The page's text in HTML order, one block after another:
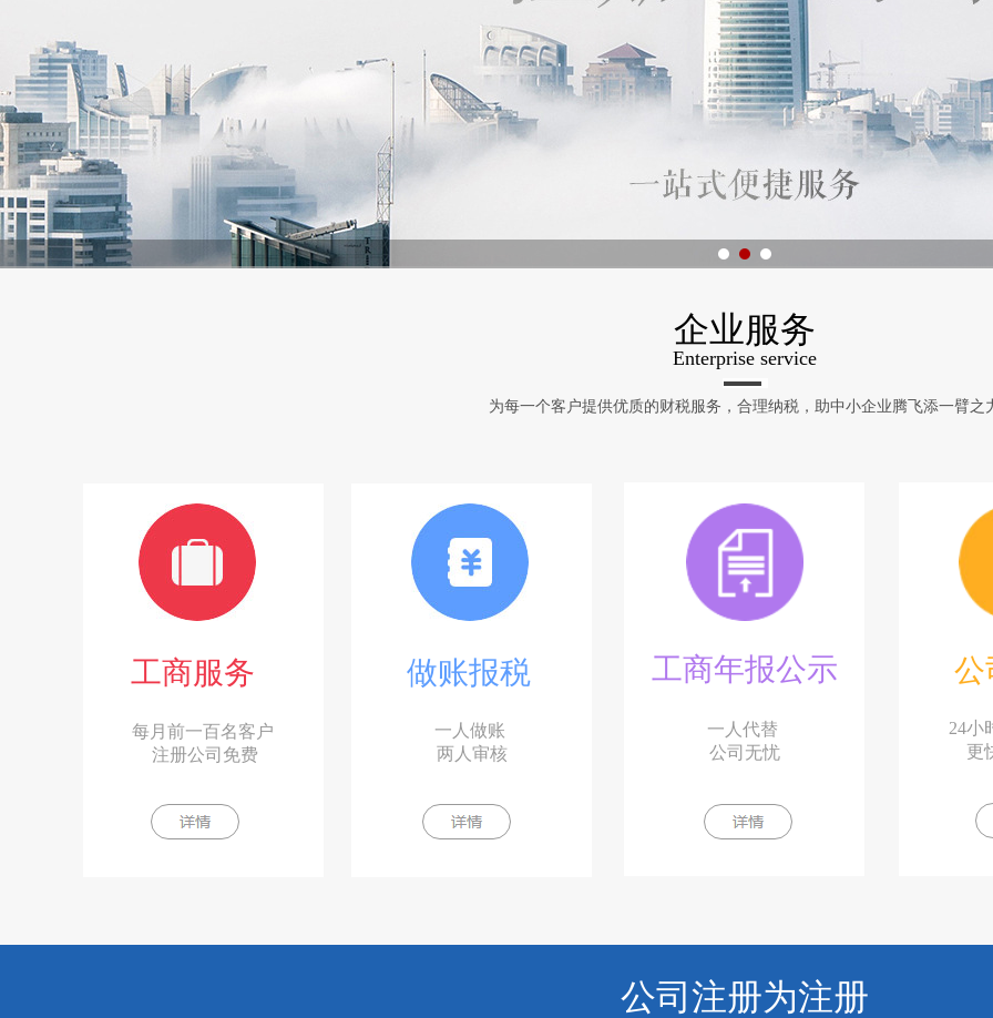
一人做账
两人审核
做账报税
工商服务
每月前一百名客户
注册公司免费
企业服务
Enterprise service
为每一个客户提供优质的财税服务，合理纳税，助中小企业腾飞添一臂之
公司注册为注册
一人代替
公司无忧
24小
更
公
工商年报公示